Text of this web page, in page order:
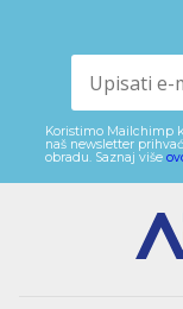
Koristimo Mailchimp
naš newsletter
obradu. Saznaj više